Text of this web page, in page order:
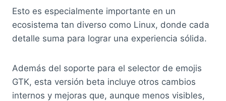
Esto es especialmente importante en un
ecosistema tan diverso como Linux, donde cada
detalle suma para lograr una experiencia sólida.
Además del soporte para el selector de emojis
GTK, esta versión beta incluye otros cambios
internos y mejoras que, aunque menos visibles,